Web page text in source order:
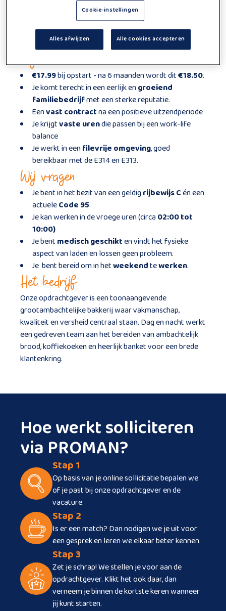
lokale supermarkten tot speciaalzaken.
Je steekt de handen uit de mouwen bij het
vandebestellingen op locatie; je bent dus meer
dan alleen een chauffeur.
Wij bieden
€17.99bij opstart - na 6 maanden wordt dit€18.50.
Je komt terecht in een eerlijk engroeiend
familiebedrijfmet een sterke reputatie.
Eenvast contractna een positieve uitzendperiode
Je krijgtvaste urendie passen bij een work-life
balance
Je werkt in eenfilevrije omgeving, goed
bereikbaar met de E314 en E313.
Wij vragen
Je bent in het bezit van een geldigrijbewijs Cén een
actueleCode 95.
Je kan werken in de vroege uren (circa 02:00 tot
10:00)
Je bent medisch geschikten vindt het fysieke
aspect van laden en lossen geen probleem.
Je bent bereid om in hetweekendtewerken.
Het bedrijf
Onze opdrachtgever is een toonaangevende
grootambachtelijke bakkerij waar vakmanschap,
kwaliteit en versheid centraal staan. Dag en nacht werkt
een gedreven team aan het bereiden van ambachtelijk
brood, koffiekoeken en heerlijk banket voor een brede
klantenkring.
Hoe werkt solliciteren
via PROMAN?
Stap 1
Op basis van je online sollicitatie bepalen we
of je past bij onze opdrachtgever en de
vacature.
Stap 2
Is er een match? Dan nodigen we je uit voor
een gesprek en leren we elkaar beter kennen.
Stap 3
Zet je schrap! We stellen je voor aan de
opdrachtgever. Klikt het ook daar, dan
verneem je binnen de kortste keren wanneer
jij kunt starten.
Cookie-instellingen
Alles afwijzen Alle cookies accepteren